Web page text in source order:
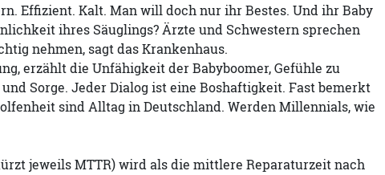
Effizient. Kalt. Man will doch nur ihr Bestes. Und ihr Baby
ihres Säuglings? Ärzte und Schwestern sprechen
nehmen, sagt das Krankenhaus.
erzählt die Unfähigkeit der Babyboomer, Gefühle zu
Sorge. Jeder Dialog ist eine Boshaftigkeit. Fast bemerkt
sind Alltag in Deutschland. Werden Millennials, wie
jeweils MTTR) wird als die mittlere Reparaturzeit nach